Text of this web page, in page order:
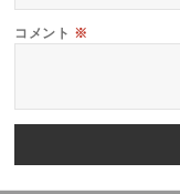
コメント ※